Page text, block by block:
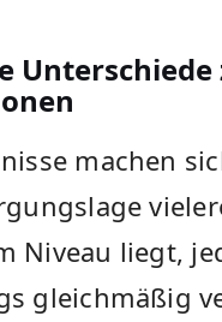
Unterschiede
machen
Niveau liegt,
gleichmäßig